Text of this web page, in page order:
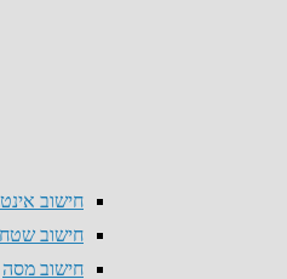
חישוב
חישוב שטח
חישוב מסה